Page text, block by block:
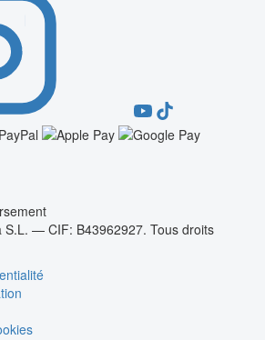
S.L. — CIF: B43962927. Tous droits